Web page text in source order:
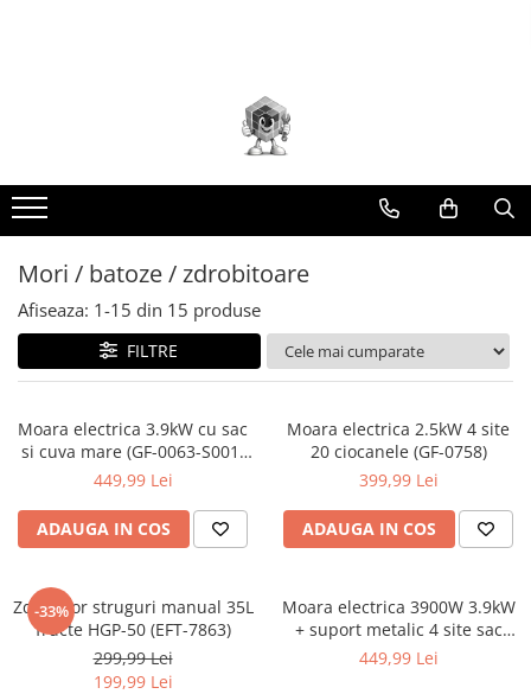
taiere/slefuire/polizare/curatare
Amestecatoare
Aparat carotat
Aparat de banc
Aparat masina cusut
Aparat spalat cu presiune
Aparate de ascutit
Aparate de masurat
Aparate de slefuit
Aparate de tuns
Aparate de vopsit
Mori / batoze / zdrobitoare
Afiseaza: 1-15 din 15 produse
FILTRE
Moara electrica 3.9kW cu sac
si cuva mare (GF-0063-S001-
G02)
449,99 Lei
ADAUGA IN COS
Moara electrica 2.5kW 4 site
20 ciocanele (GF-0758)
399,99 Lei
ADAUGA IN COS
-33%
Zdrobitor struguri manual 35L
fructe HGP-50 (EFT-7863)
299,99 Lei
199,99 Lei
Moara electrica 3900W 3.9kW
+ suport metalic 4 site sac
pensula cereale uruiala
449,99 Lei